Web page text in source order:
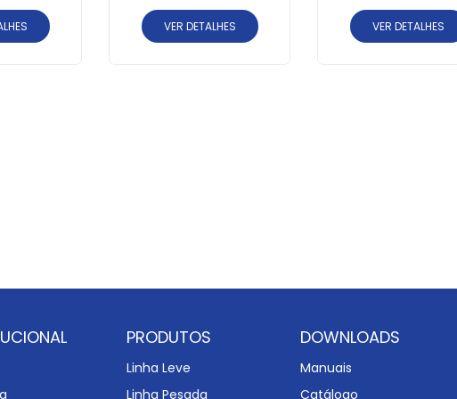
VER DETALHES VER DETALHES
PRODUTOS
Linha Leve
Linha Pesada
DOWNLOADS
Manuais
Catálogo